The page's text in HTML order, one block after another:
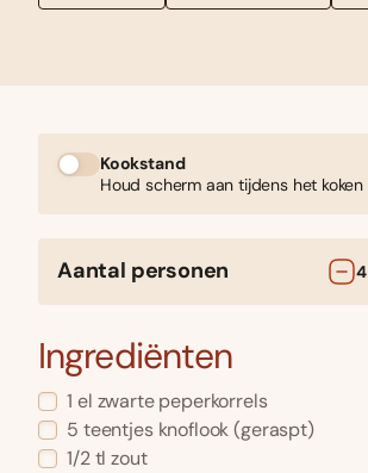
Kookstand
Houd scherm aan tijdens het koken
Aantal personen 4
Ingrediënten
1 el zwarte peperkorrels
5 teentjes knoflook(geraspt)
1/2 tl zout